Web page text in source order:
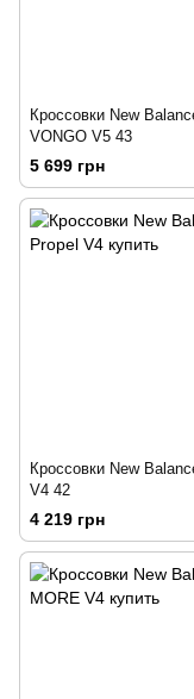
Кроссовки New
VONGO V5 43
5 699 грн
Кроссовки New
V4 42
4 219 грн